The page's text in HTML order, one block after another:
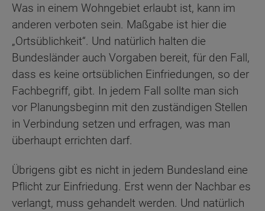
Was in einem Wohngebiet erlaubt ist, kann im
anderen verboten sein. Maßgabe ist hier die
„Ortsüblichkeit“. Und natürlich halten die
Bundesländer auch Vorgaben bereit, für den Fall,
dass es keine ortsüblichen Einfriedungen, so der
Fachbegriff, gibt. In jedem Fall sollte man sich
vor Planungsbeginn mit den zuständigen Stellen
in Verbindung setzen und erfragen, was man
überhaupt errichten darf.
Übrigens gibt es nicht in jedem Bundesland eine
Pflicht zur Einfriedung. Erst wenn der Nachbar es
verlangt, muss gehandelt werden. Und natürlich